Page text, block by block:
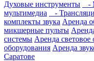
Духовые инструменты
-
мультимедиа
-
комплекты звука Аренда
микшерные пульты
системы Аренда световое
оборудования Аренда
Саратове